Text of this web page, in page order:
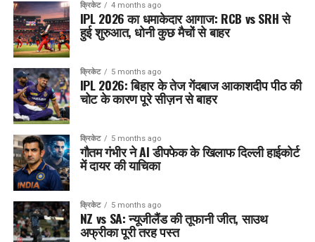
क्रिकेट 4 months ago
IPL 2026 का धमाकेदार आगाज: RCB vs SRH से
हुई शुरुआत, धोनी कुछ मैचों से बाहर
क्रिकेट 5 months ago
IPL 2026: बिहार के तेज गेंदबाज आकाशदीप पीठ की
चोट के कारण पूरे सीज़न से बाहर
क्रिकेट 5 months ago
गौतम गंभीर ने AI डीपफेक के खिलाफ दिल्ली हाईकोर्ट
में दायर की याचिका
क्रिकेट 5 months ago
NZ vs SA: न्यूजीलैंड की तूफानी जीत, साउथ
अफ्रीका पूरी तरह पस्त